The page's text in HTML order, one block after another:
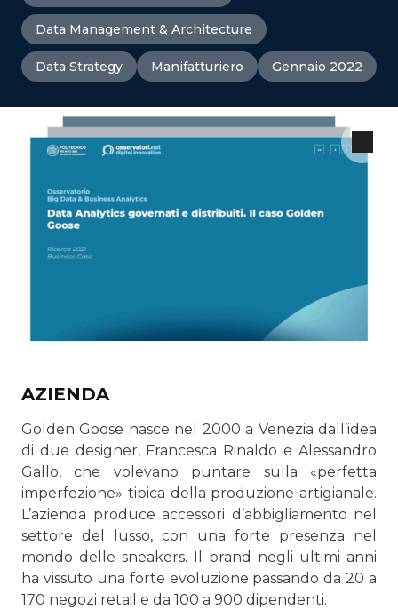
Data Management & Architecture
Data Strategy Manifatturiero Gennaio 2022
AZIENDA
Golden Goose nasce nel 2000 a Venezia dall’idea
di due designer, Francesca Rinaldo e Alessandro
Gallo, che volevano puntare sulla «perfetta
imperfezione» tipica della produzione artigianale.
L’azienda produce accessori d’abbigliamento nel
settore del lusso, con una forte presenza nel
mondo delle sneakers. Il brand negli ultimi anni
ha vissuto una forte evoluzione passando da 20 a
170 negozi retail e da 100 a 900 dipendenti.